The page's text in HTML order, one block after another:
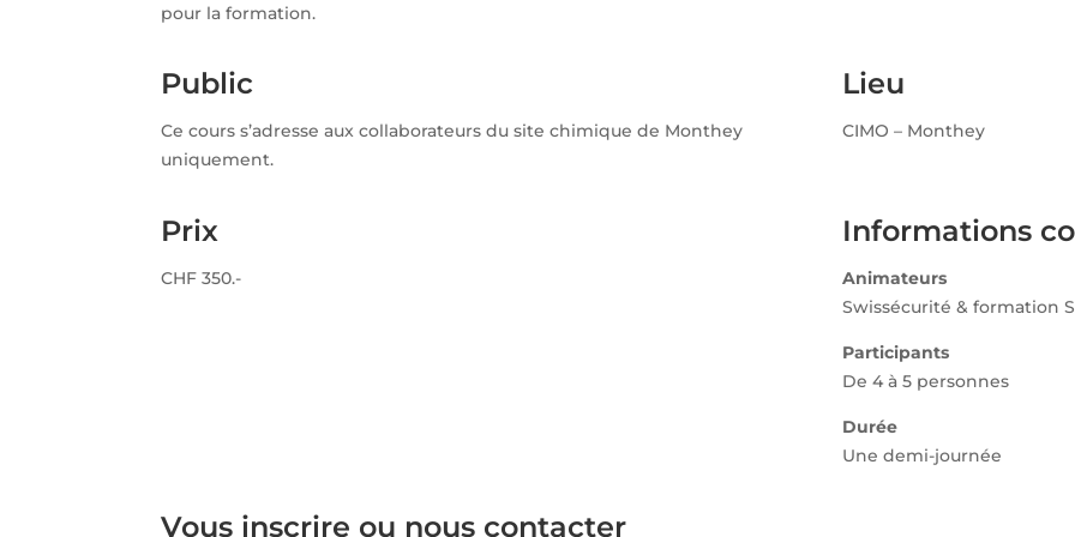
pour la formation.
Public
Ce cours s’adresse aux collaborateurs du site chimique de Monthey
uniquement.
Lieu
CIMO – Monthey
Prix
CHF 350.-
Informations
Animateurs
Swissécurité & formation
Participants
De 4 à 5 personnes
Durée
Une demi-journée
Vous inscrire ou nous contacter